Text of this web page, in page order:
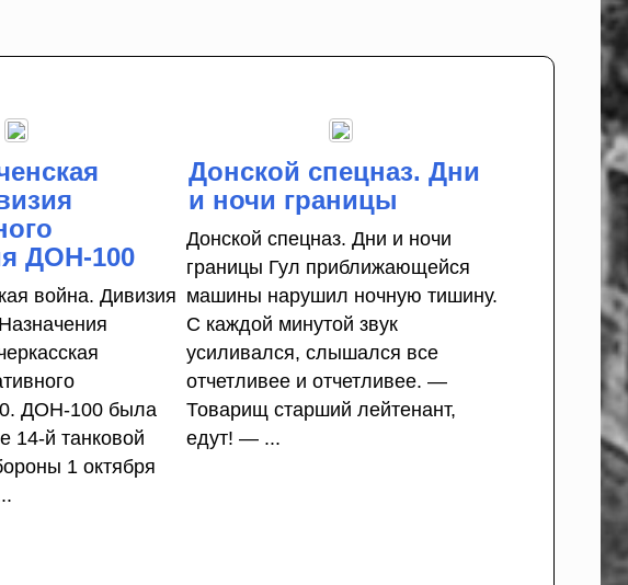
ДОН-100
война. Дивизия
ДОН-100 была
14-й танковой
1 октября
Донской спецназ. Дни
и ночи границы
Донской спецназ. Дни и ночи
границы Гул приближающейся
машины нарушил ночную тишину.
С каждой минутой звук
усиливался, слышался все
отчетливее и отчетливее. —
Товарищ старший лейтенант,
едут! — ...